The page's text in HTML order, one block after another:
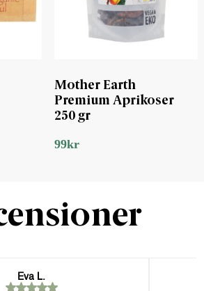
Mother Earth
Premium Aprikoser
250 gr
99kr
Eva L.